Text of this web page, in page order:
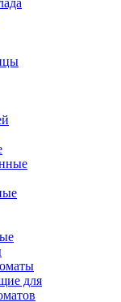
для